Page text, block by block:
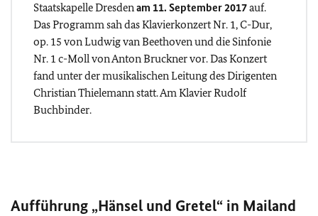
Staatskapelle Dresdenam 11. September 2017auf.
Das Programm sah das Klavierkonzert Nr. 1, C-Dur,
op. 15 von Ludwig van Beethoven und die Sinfonie
Nr. 1 c-Moll von Anton Bruckner vor. Das Konzert
fand unter der musikalischen Leitung des Dirigenten
Christian Thielemann statt. Am Klavier Rudolf
Buchbinder.
Aufführung „Hänsel und Gretel“ in Mailand